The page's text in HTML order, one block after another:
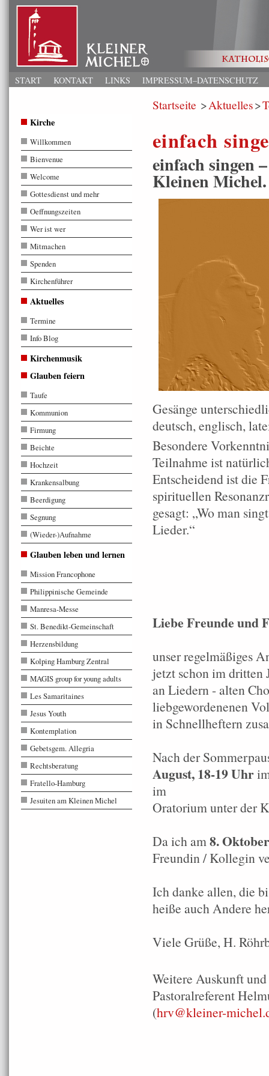
START KONTAKT LINKS IMPRESSUM–DATENSCHUTZ
Startseite Aktuelles
einfach
einfach singen
Kleinen Michel.
Gesänge
deutsch, englisch,
Besondere
Teilnahme ist
Entscheidend ist die
spirituellen
gesagt: „Wo man
Lieder.“
Liebe Freunde und
unser regelmäßiges
jetzt schon im dritten
an Liedern - alten
liebgewordenenen
in Schnellheftern
Nach der
August,18-19 Uhr
im
Oratorium unter der
Da ich am8. Oktober
Freundin / Kollegin
Ich danke allen, die
heiße auch Andere
Viele Grüße, H.
Weitere Auskunft
Pastoralreferent
(hrv@kleiner-
Kirche
Willkommen
Bienvenue
Welcome
Gottesdienst und mehr
Oeffnungszeiten
Wer ist wer
Mitmachen
Spenden
Kirchenführer
Aktuelles
Termine
Info Blog
Kirchenmusik
Glauben feiern
Taufe
Kommunion
Firmung
Beichte
Hochzeit
Krankensalbung
Beerdigung
Segnung
(Wieder-)Aufnahme
Glauben leben und lernen
Mission Francophone
Philippinische Gemeinde
Manresa-Messe
St. Benedikt-Gemeinschaft
Herzensbildung
Kolping Hamburg Zentral
MAGIS group for young adults
Les Samaritaines
Jesus Youth
Kontemplation
Gebetsgem. Allegria
Rechtsberatung
Fratello-Hamburg
Jesuiten am Kleinen Michel